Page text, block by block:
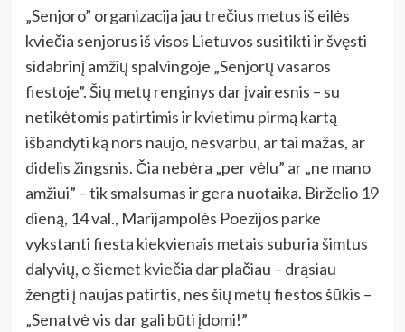
„Senjoro” organizacija jau trečius metus iš eilės
kviečia senjorus iš visos Lietuvos susitikti ir švęsti
sidabrinį amžių spalvingoje „Senjorų vasaros
fiestoje”. Šių metų renginys dar įvairesnis – su
netikėtomis patirtimis ir kvietimu pirmą kartą
išbandyti ką nors naujo, nesvarbu, ar tai mažas, ar
didelis žingsnis. Čia nebėra „per vėlu” ar „ne mano
amžiui” – tik smalsumas ir gera nuotaika. Birželio 19
dieną, 14 val., Marijampolės Poezijos parke
vykstanti fiesta kiekvienais metais suburia šimtus
dalyvių, o šiemet kviečia dar plačiau – drąsiau
žengti į naujas patirtis, nes šių metų fiestos šūkis –
„Senatvė vis dar gali būti įdomi!”